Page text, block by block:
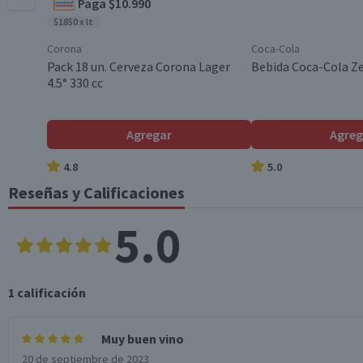
Viña
Maridaje
Almacenamiento
Contenido
Paga $10.990
$1850 x lt
Corona
Pack 18 un. Cerveza Corona Lager
4.5° 330 cc
Agregar
4.8
Coca-Cola
Bebida Coca-Cola
5.0
Reseñas y Calificaciones
5.0
1 calificación
Muy buen vino
20 de septiembre de 2023